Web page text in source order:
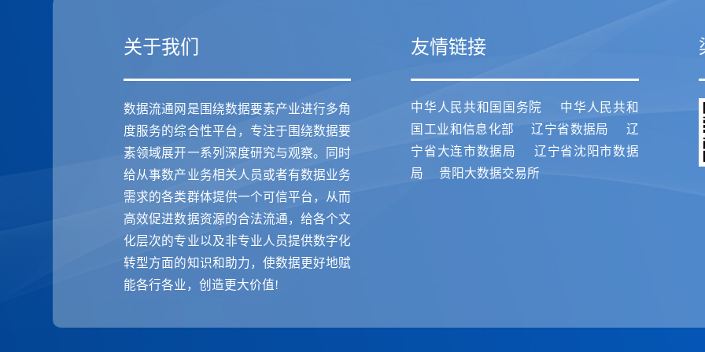
关于我们
数据流通网是围绕数据要素产业进行多角
度服务的综合性平台，专注于围绕数据要
素领域展开一系列深度研究与观察。同时
给从事数产业务相关人员或者有数据业务
需求的各类群体提供一个可信平台，从而
高效促进数据资源的合法流通，给各个文
化层次的专业以及非专业人员提供数字化
转型方面的知识和助力，使数据更好地赋
能各行各业，创造更大价值!
友情链接
中华人民共和国国务院
中华人民共和
国工业和信息化部
辽宁省数据局
辽
宁省大连市数据局
辽宁省沈阳市数据
局
贵阳大数据交易所